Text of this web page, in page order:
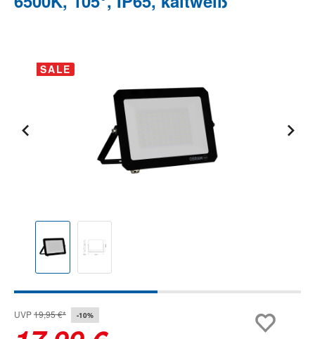
Bildergalerie überspringen
SALE
UVP19,95 €* -10%